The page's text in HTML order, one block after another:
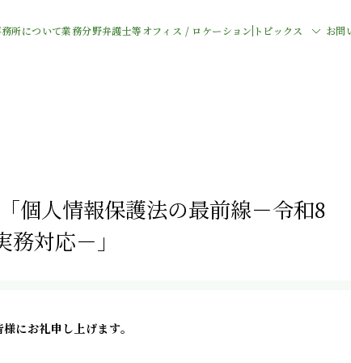
所について業務分野弁護士等オフィス / ロケーション トピックス お問
個人情報保護法の最前線－令和8
対応－」
にお礼申し上げます。